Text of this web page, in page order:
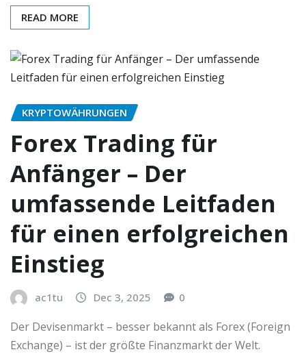
READ MORE
KRYPTOWÄHRUNGEN
Forex Trading für
Anfänger – Der
umfassende Leitfaden
für einen erfolgreichen
Einstieg
ac1tu Dec 3, 2025 0
Der Devisenmarkt – besser bekannt als Forex (Foreign
Exchange) – ist der größte Finanzmarkt der Welt.